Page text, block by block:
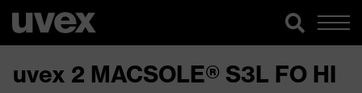
uvex 2 MACSOLE® S3L FO HI